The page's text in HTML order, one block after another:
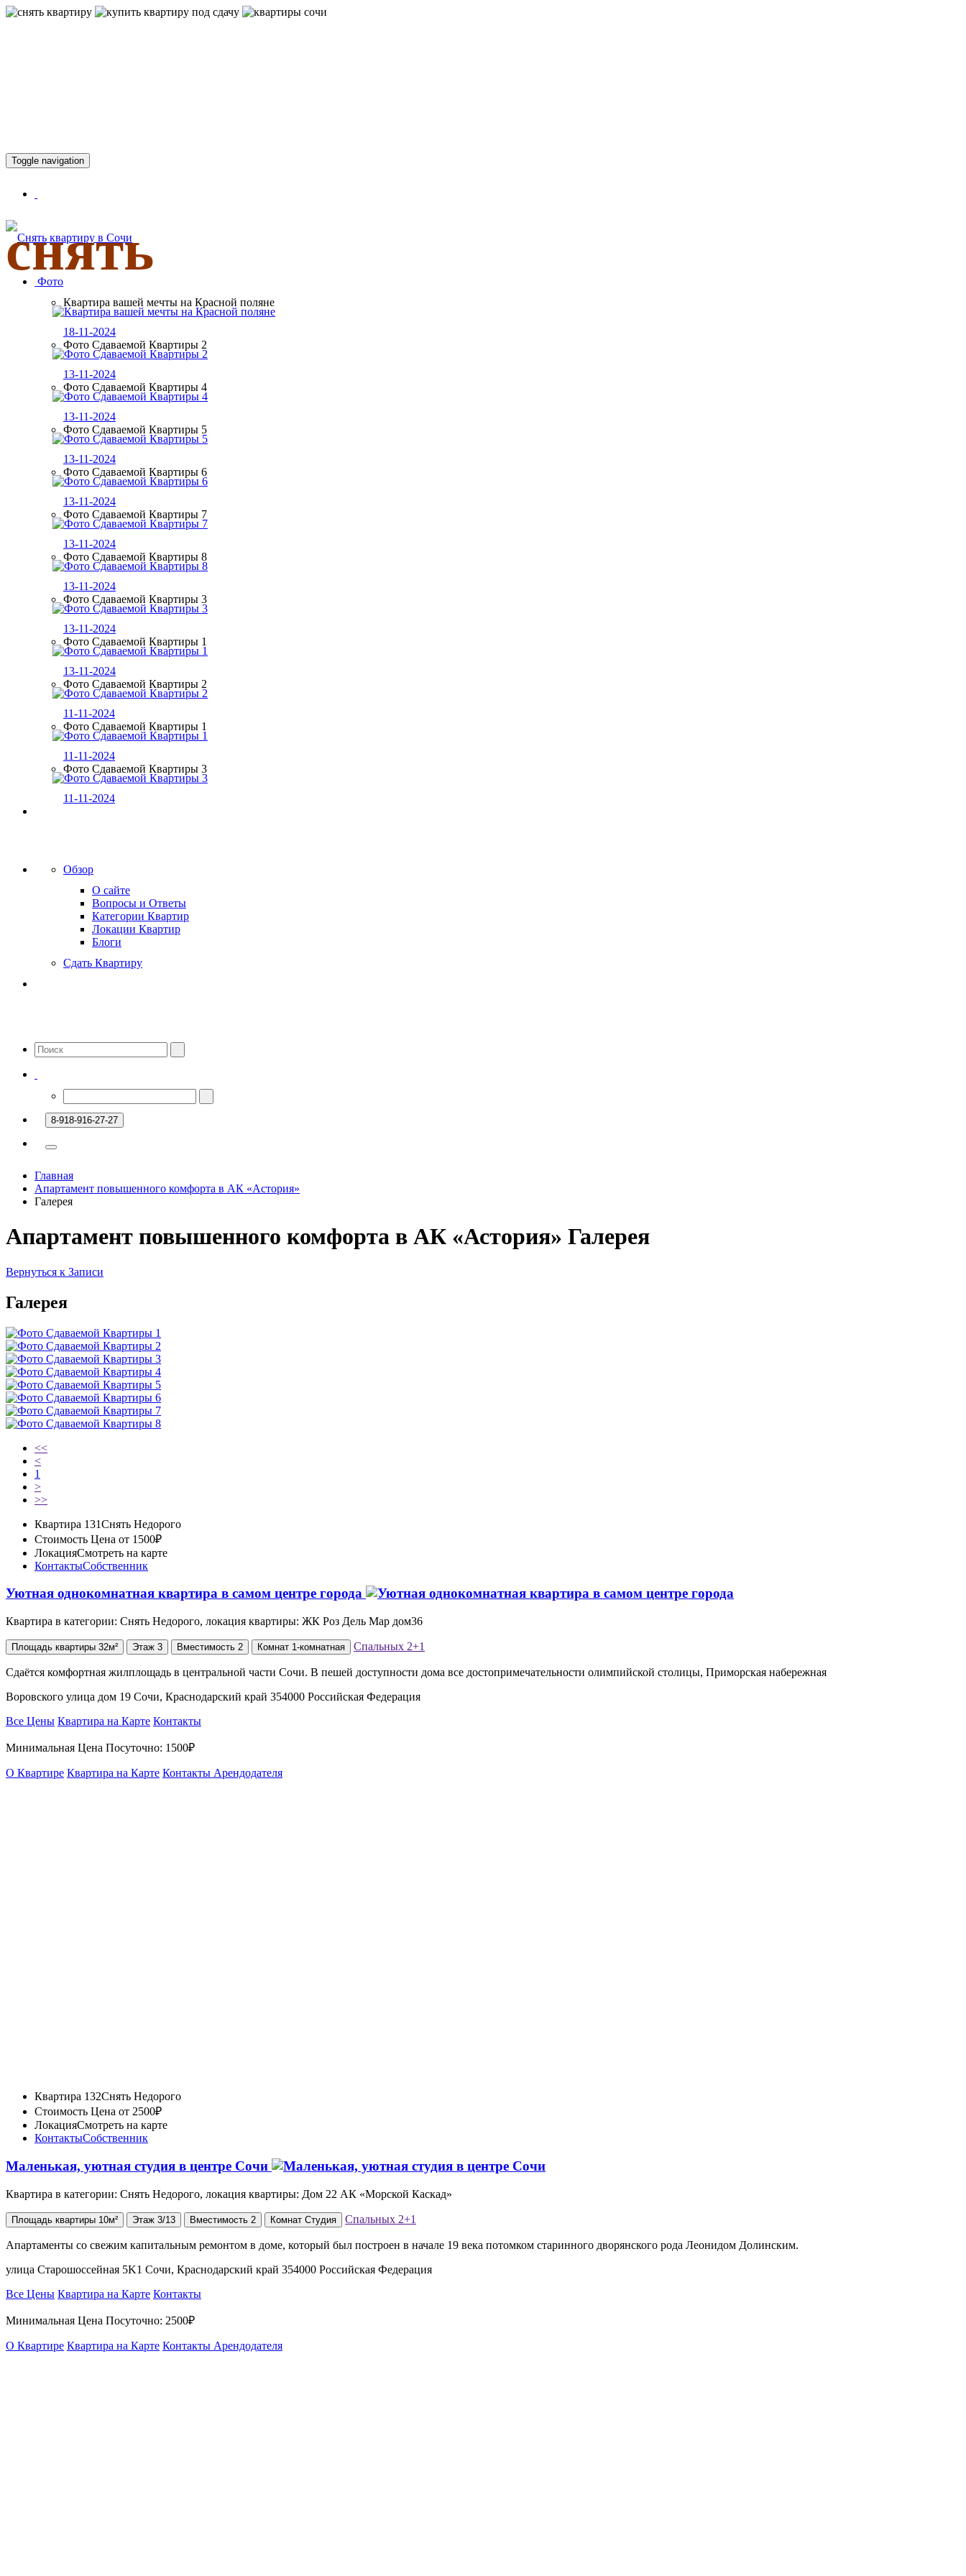
снять
Toggle navigation
Фото
Квартира вашей мечты на Красной поляне
18-11-2024
Фото Сдаваемой Квартиры 2
13-11-2024
Фото Сдаваемой Квартиры 4
13-11-2024
Фото Сдаваемой Квартиры 5
13-11-2024
Фото Сдаваемой Квартиры 6
13-11-2024
Фото Сдаваемой Квартиры 7
13-11-2024
Фото Сдаваемой Квартиры 8
13-11-2024
Фото Сдаваемой Квартиры 3
13-11-2024
Фото Сдаваемой Квартиры 1
13-11-2024
Фото Сдаваемой Квартиры 2
11-11-2024
Фото Сдаваемой Квартиры 1
11-11-2024
Фото Сдаваемой Квартиры 3
11-11-2024
Обзор
О сайте
Вопросы и Ответы
Категории Квартир
Локации Квартир
Блоги
Сдать Квартиру
8-918-916-27-27
Главная
Апартамент повышенного комфорта в АК «Астория»
Галерея
Апартамент повышенного комфорта в АК «Астория» Галерея
Вернуться к Записи
Галерея
<<
<
1
>
>>
Квартира 131Снять Недорого
Стоимость Цена от 1500₽
ЛокацияСмотреть на карте
КонтактыСобственник
Уютная однокомнатная квартира в самом центре города
Квартира в категории: Снять Недорого, локация квартиры: ЖК ⁠Роз Дель Мар дом36
Площадь квартиры 32м² Этаж 3 Вместимость 2 Комнат 1-комнатная Спальных 2+1
Сдаётся комфортная жилплощадь в центральной части Сочи. В пешей доступности дома все достопримечательности олимпийской столицы, Приморская набережная
Воровского улица дом 19 Сочи, Краснодарский край 354000 Российская Федерация
Все Цены Квартира на Карте Контакты
Минимальная Цена Посуточно: 1500₽
О Квартире Квартира на Карте Контакты Арендодателя
Квартира 132Снять Недорого
Стоимость Цена от 2500₽
ЛокацияСмотреть на карте
КонтактыСобственник
Маленькая, уютная студия в центре Сочи
Квартира в категории: Снять Недорого, локация квартиры: Дом 22 АК «Морской Каскад»
Площадь квартиры 10м² Этаж 3/13 Вместимость 2 Комнат Студия Спальных 2+1
Апартаменты со свежим капитальным ремонтом в доме, который был построен в начале 19 века потомком старинного дворянского рода Леонидом Долинским.
улица Старошоссейная 5K1 Сочи, Краснодарский край 354000 Российская Федерация
Все Цены Квартира на Карте Контакты
Минимальная Цена Посуточно: 2500₽
О Квартире Квартира на Карте Контакты Арендодателя